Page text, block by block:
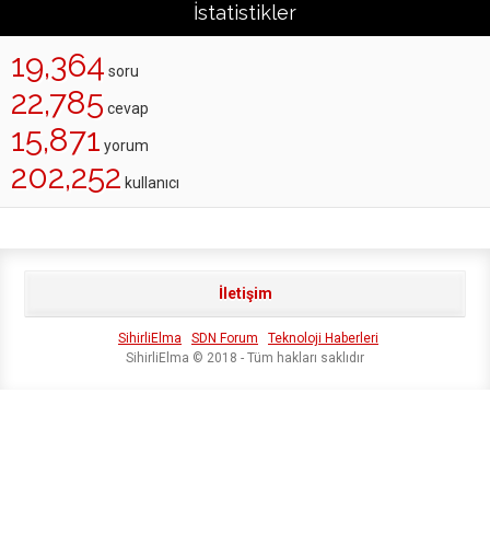
İstatistikler
19,364 soru
22,785 cevap
15,871 yorum
202,252 kullanıcı
İletişim
SihirliElma SDN Forum
Teknoloji Haberleri
SihirliElma © 2018 - Tüm hakları saklıdır